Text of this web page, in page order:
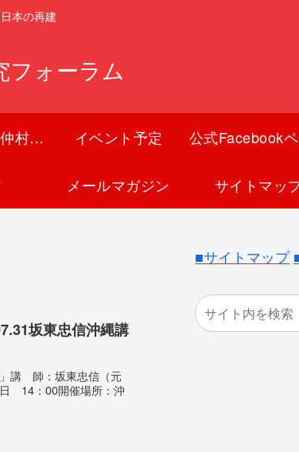
本の再建
フォーラム
【You Tube】仲村覚チャンネル イベント予定 公式Facebook
メールマガジン サイトマッ
坂東忠信沖縄講
」講 師：坂東忠信（元
14：00開催場所：沖
■サイトマップ